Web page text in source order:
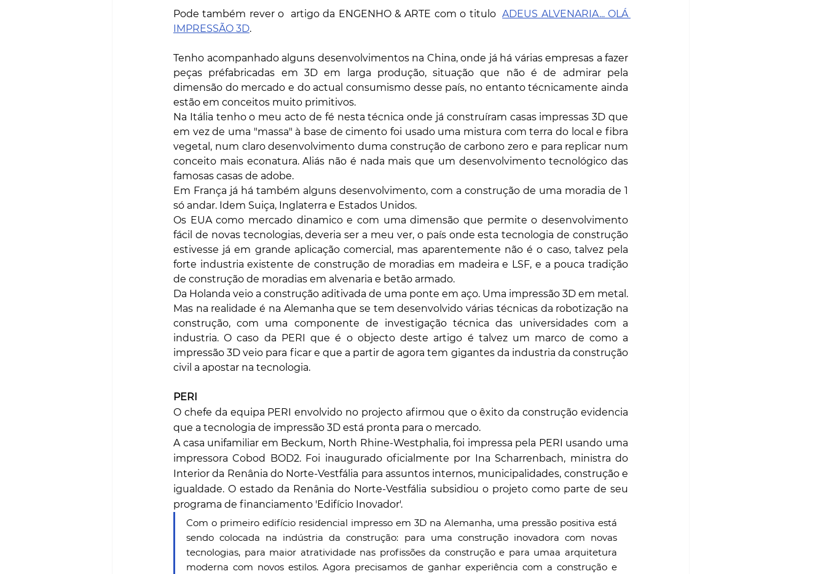
Pode também rever o  artigo da ENGENHO & ARTE com o titulo ADEUS ALVENARIA... OLÁ
IMPRESSÃO 3D.
Tenho acompanhado alguns desenvolvimentos na China, onde já há várias empresas a fazer
peças préfabricadas em 3D em larga produção, situação que não é de admirar pela
dimensão do mercado e do actual consumismo desse país, no entanto técnicamente ainda
estão em conceitos muito primitivos.
Na Itália tenho o meu acto de fé nesta técnica onde já construíram casas impressas 3D que
em vez de uma "massa" à base de cimento foi usado uma mistura com terra do local e fibra
vegetal, num claro desenvolvimento duma construção de carbono zero e para replicar num
conceito mais econatura. Aliás não é nada mais que um desenvolvimento tecnológico das
famosas casas de adobe.
Em França já há também alguns desenvolvimento, com a construção de uma moradia de 1
só andar. Idem Suiça, Inglaterra e Estados Unidos.
Os EUA como mercado dinamico e com uma dimensão que permite o desenvolvimento
fácil de novas tecnologias, deveria ser a meu ver, o país onde esta tecnologia de construção
estivesse já em grande aplicação comercial, mas aparentemente não é o caso, talvez pela
forte industria existente de construção de moradias em madeira e LSF, e a pouca tradição
de construção de moradias em alvenaria e betão armado.
Da Holanda veio a construção aditivada de uma ponte em aço. Uma impressão 3D em metal.
Mas na realidade é na Alemanha que se tem desenvolvido várias técnicas da robotização na
construção, com uma componente de investigação técnica das universidades com a
industria. O caso da PERI que é o objecto deste artigo é talvez um marco de como a
impressão 3D veio para ficar e que a partir de agora tem gigantes da industria da construção
civil a apostar na tecnologia.
PERI
O chefe da equipa PERI envolvido no projecto afirmou que o êxito da construção evidencia
que a tecnologia de impressão 3D está pronta para o mercado.
A casa unifamiliar em Beckum, North Rhine-Westphalia, foi impressa pela PERI usando uma
impressora Cobod BOD2. Foi inaugurado oficialmente por Ina Scharrenbach, ministra do
Interior da Renânia do Norte-Vestfália para assuntos internos, municipalidades, construção e
igualdade. O estado da Renânia do Norte-Vestfália subsidiou o projeto como parte de seu
programa de financiamento 'Edifício Inovador'.
Com o primeiro edifício residencial impresso em 3D na Alemanha, uma pressão positiva está
sendo colocada na indústria da construção: para uma construção inovadora com novas
tecnologias, para maior atratividade nas profissões da construção e para umaa arquitetura
moderna com novos estilos. Agora precisamos de ganhar experiência com a construção e